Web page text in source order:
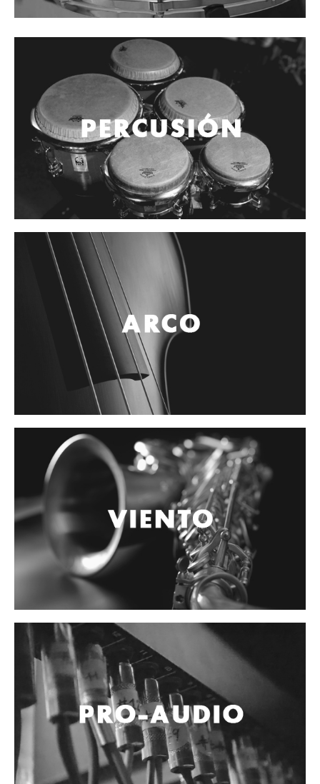
Estudio
Cámara, computadora y celular
Pedestales y soportes
Accesorios
Cables
Audio Profesional
Columnas activas
Amplificadores
Consolas mezcladoras
Procesadores y efectos
Monitores de estudio
Interfaz para grabación
Audífonos y monitoreo personal
Estantes y soportes
Instalaciones y publicidad
Controladores
Tornamesa
Mezcladora
Interfaz
Accesorios
Luces y Escenario
Luces Led
Laser
Strobos
Maquinas de humo y escenario
Controladores
Accesorios